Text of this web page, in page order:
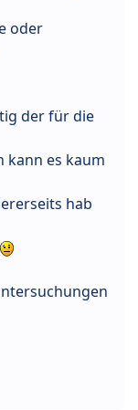
oder
der für die
kann es kaum
hab